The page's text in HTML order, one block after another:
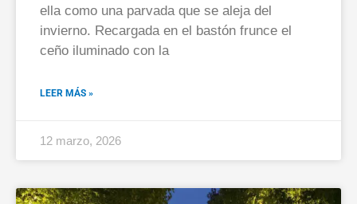
ella como una parvada que se aleja del
invierno. Recargada en el bastón frunce el
ceño iluminado con la
LEER MÁS »
12 marzo, 2026